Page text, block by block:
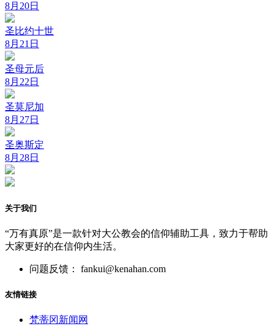
8月20日
圣比约十世
8月21日
圣母元后
8月22日
圣莫尼加
8月27日
圣奥斯定
8月28日
关于我们
“万有真原”是一款针对大公教会的信仰辅助工具，致力于帮助
大家更好的在信仰内生活。
问题反馈： fankui@kenahan.com
友情链接
梵蒂冈新闻网